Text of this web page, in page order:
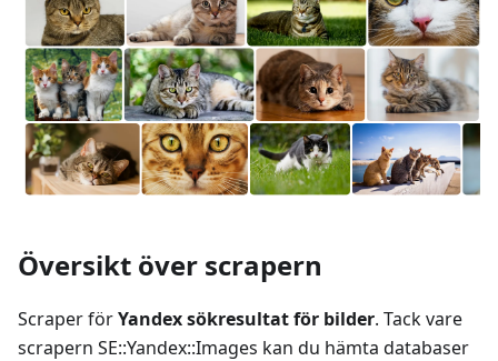
Översikt över scrapern
Scraper förYandex sökresultat för bilder. Tack vare
scrapern SE::Yandex::Images kan du hämta databaser